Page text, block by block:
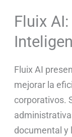
Fluix
Fluix AI
mejorar la
corporativos.
documental y